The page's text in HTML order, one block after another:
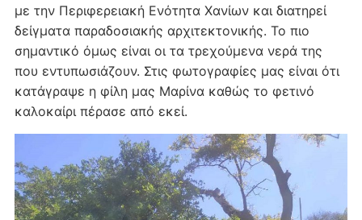
με την Περιφερειακή Ενότητα Χανίων και διατηρεί
δείγματα παραδοσιακής αρχιτεκτονικής. Το πιο
σημαντικό όμως είναι οι τα τρεχούμενα νερά της
που εντυπωσιάζουν. Στις φωτογραφίες μας είναι ότι
κατάγραψε η φίλη μας Μαρίνα καθώς το φετινό
καλοκαίρι πέρασε από εκεί.